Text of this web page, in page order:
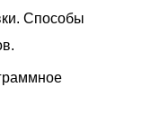
Способы